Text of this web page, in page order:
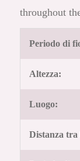
throughout
Periodo di
Altezza:
Luogo:
Distanza tra